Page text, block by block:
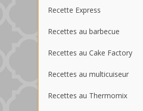
Recette Express
Recettes au barbecue
Recettes au Cake Factory
Recettes au multicuiseur
Recettes au Thermomix